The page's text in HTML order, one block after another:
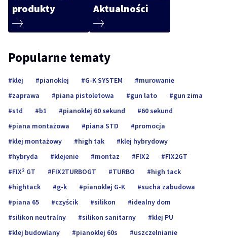
produkty
Aktualności
Popularne tematy
klej pianoklej G-K SYSTEM
murowanie
zaprawa
piana pistoletowa gun lato
gun zima
std
b1 pianoklej 60 sekund
60 sekund
piana montażowa
piana STD
promocja
klej montażowy
high tak
klej hybrydowy
hybryda
klejenie montaz FIX2
FIX2GT
FIX² GT
FIX2TURBOGT TURBO
high tack
hightack
g-k pianoklej G-K
sucha zabudowa
piana 65
czyścik silikon
idealny dom
silikon neutralny
silikon sanitarny
klej PU
klej budowlany
pianoklej 60s
uszczelnianie